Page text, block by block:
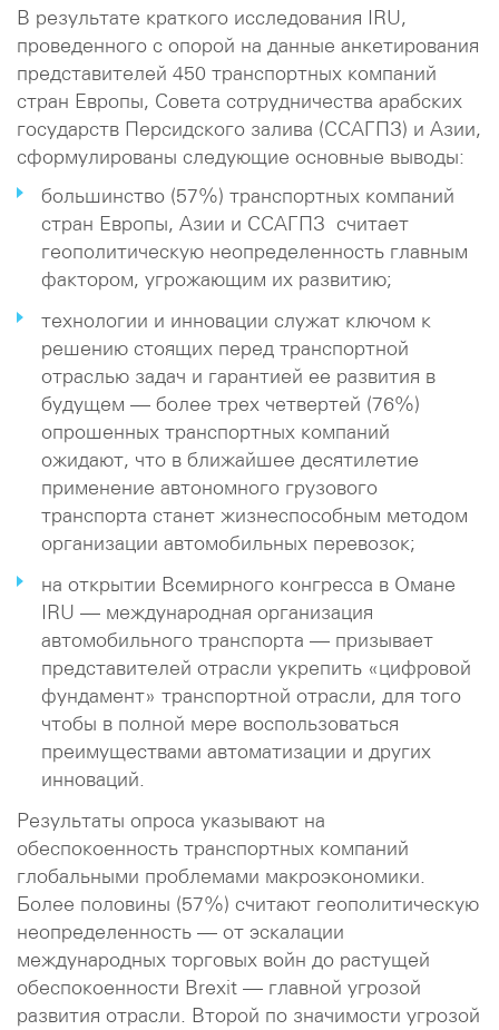
В результате краткого исследования IRU,
проведенного с опорой на данные анкетирования
представителей 450 транспортных компаний
стран Европы, Совета сотрудничества арабских
государств Персидского залива (ССАГПЗ) и Азии,
сформулированы следующие основные выводы:
большинство (57%) транспортных компаний
стран Европы, Азии и ССАГПЗ считает
геополитическую неопределенность главным
фактором, угрожающим их развитию;
технологии и инновации служат ключом к
решению стоящих перед транспортной
отраслью задач и гарантией ее развития в
будущем — более трех четвертей (76%)
опрошенных транспортных компаний
ожидают, что в ближайшее десятилетие
применение автономного грузового
транспорта станет жизнеспособным методом
организации автомобильных перевозок;
на открытии Всемирного конгресса в Омане
IRU — международная организация
автомобильного транспорта — призывает
представителей отрасли укрепить «цифровой
фундамент» транспортной отрасли, для того
чтобы в полной мере воспользоваться
преимуществами автоматизации и других
инноваций.
Результаты опроса указывают на
обеспокоенность транспортных компаний
глобальными проблемами макроэкономики.
Более половины (57%) считают геополитическую
неопределенность — от эскалации
международных торговых войн до растущей
обеспокоенности Brexit — главной угрозой
развития отрасли. Второй по значимости угрозой